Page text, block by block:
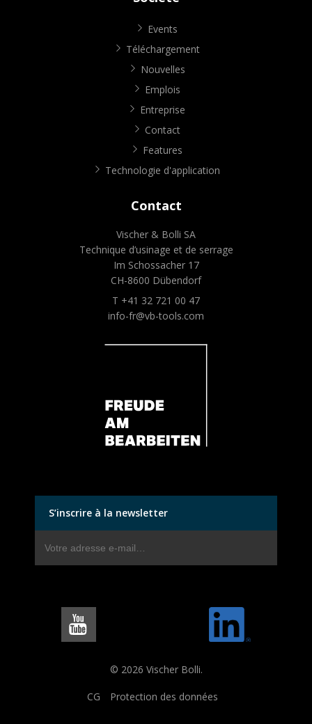
Events
Téléchargement
Nouvelles
Emplois
Entreprise
Contact
Features
Technologie d'application
Contact
Vischer & Bolli SA
Technique d’usinage et de serrage
Im Schossacher 17
CH-8600 Dübendorf
T +41 32 721 00 47
info-fr@vb-tools.com
S’inscrire à la newsletter
© 2026 Vischer Bolli.
CG Protection des données